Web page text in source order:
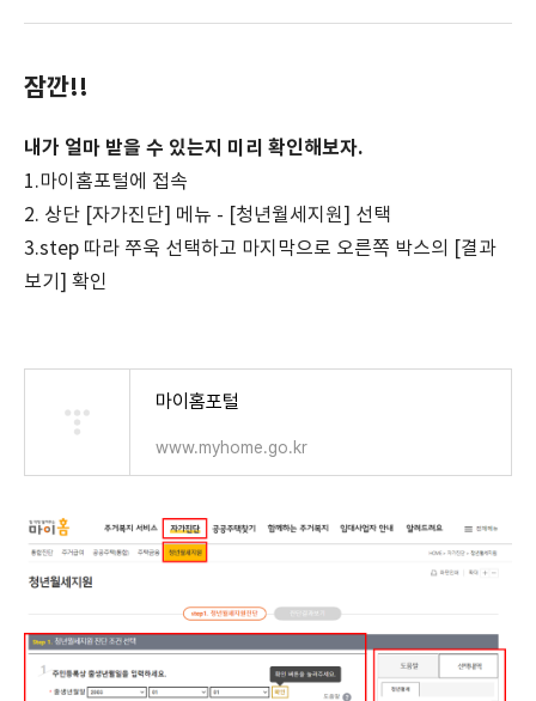
잠깐!!
내가 얼마 받을 수 있는지 미리 확인해보자.
1.마이홈포털에 접속
2. 상단 [자가진단] 메뉴 - [청년월세지원] 선택
3.step 따라 쭈욱 선택하고 마지막으로 오른쪽 박스의 [결과
보기] 확인
마이홈포털
www.myhome.go.kr